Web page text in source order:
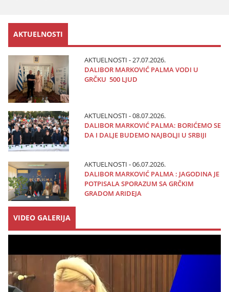
AKTUELNOSTI
AKTUELNOSTI - 27.07.2026.
DALIBOR MARKOVIĆ PALMA VODI U
GRČKU 500 LJUD
AKTUELNOSTI - 08.07.2026.
DALIBOR MARKOVIĆ PALMA: BORIĆEMO SE
DA I DALJE BUDEMO NAJBOLJI U SRBIJI
AKTUELNOSTI - 06.07.2026.
DALIBOR MARKOVIĆ PALMA : JAGODINA JE
POTPISALA SPORAZUM SA GRČKIM
GRADOM ARIDEJA
VIDEO GALERIJA